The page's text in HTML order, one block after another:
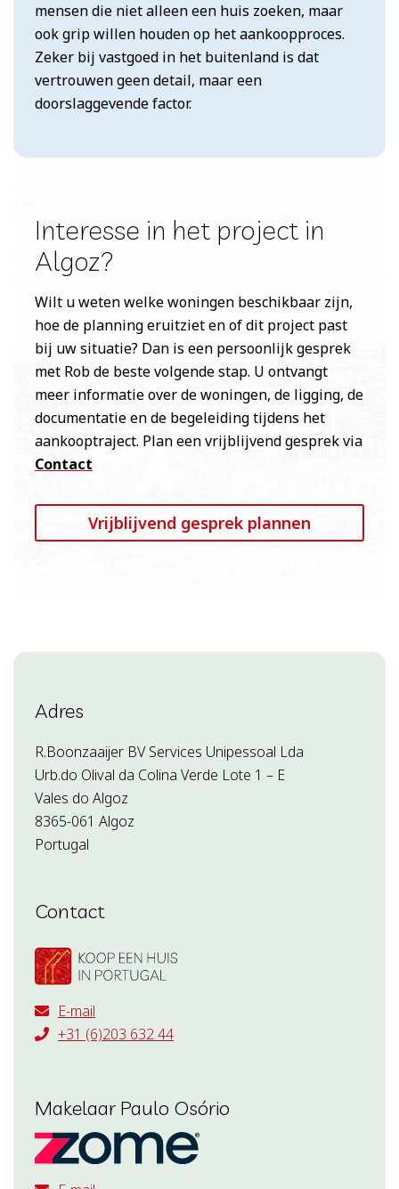
mensen die niet alleen een huis zoeken, maar
ook grip willen houden op het aankoopproces.
Zeker bij vastgoed in het buitenland is dat
vertrouwen geen detail, maar een
doorslaggevende factor.
Interesse in het project in
Algoz?
Wilt u weten welke woningen beschikbaar zijn,
hoe de planning eruitziet en of dit project past
bij uw situatie? Dan is een persoonlijk gesprek
met Rob de beste volgende stap. U ontvangt
meer informatie over de woningen, de ligging, de
documentatie en de begeleiding tijdens het
aankooptraject. Plan een vrijblijvend gesprek via
Contact
Vrijblijvend gesprek plannen
Adres
R.Boonzaaijer BV Services Unipessoal Lda
Urb.do Olival da Colina Verde Lote 1 – E
Vales do Algoz
8365-061 Algoz
Portugal
Contact
E-mail
+31 (6)203 632 44
Makelaar Paulo Osório